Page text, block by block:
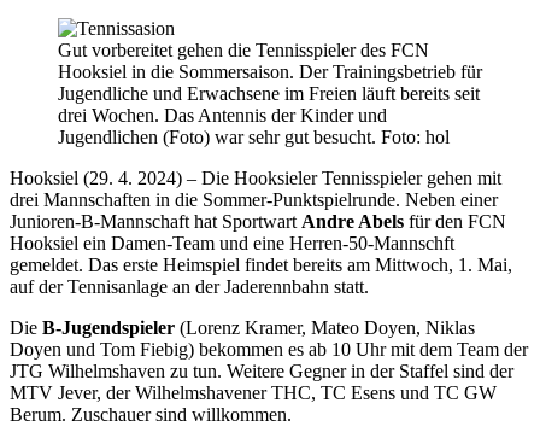
Gut vorbereitet gehen die Tennisspieler des FCN
Hooksiel in die Sommersaison. Der Trainingsbetrieb für
Jugendliche und Erwachsene im Freien läuft bereits seit
drei Wochen. Das Antennis der Kinder und
Jugendlichen (Foto) war sehr gut besucht. Foto: hol
Hooksiel (29. 4. 2024) – Die Hooksieler Tennisspieler gehen mit
drei Mannschaften in die Sommer-Punktspielrunde. Neben einer
Junioren-B-Mannschaft hat Sportwart Andre Abels für den FCN
Hooksiel ein Damen-Team und eine Herren-50-Mannschft
gemeldet. Das erste Heimspiel findet bereits am Mittwoch, 1. Mai,
auf der Tennisanlage an der Jaderennbahn statt.
Die B-Jugendspieler (Lorenz Kramer, Mateo Doyen, Niklas
Doyen und Tom Fiebig) bekommen es ab 10 Uhr mit dem Team der
JTG Wilhelmshaven zu tun. Weitere Gegner in der Staffel sind der
MTV Jever, der Wilhelmshavener THC, TC Esens und TC GW
Berum. Zuschauer sind willkommen.